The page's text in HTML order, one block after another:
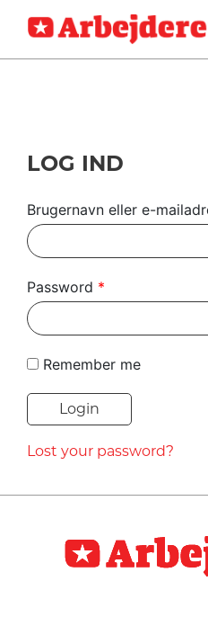
SEKTIONER
MENER
UDLAND
DEBAT
TIL
NAVNE
HISTORIE
TEORI
ABONNER
LOG IND
LOG IND
Brugernavn eller e-
Password *
Remember me
Lost your password?